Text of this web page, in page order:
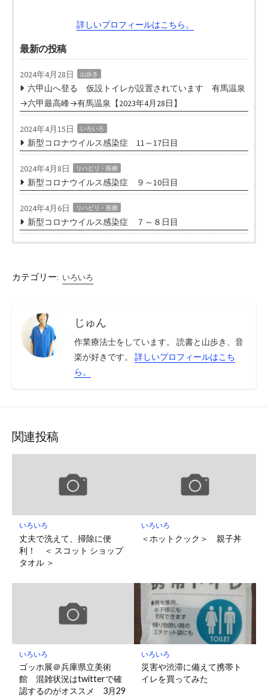
詳しいプロフィールはこちら。
最新の投稿
2024年4月28日 山歩き
六甲山へ登る 仮設トイレが設置されています 有馬温泉
→六甲最高峰→有馬温泉【2023年4月28日】
2024年4月15日 いろいろ
新型コロナウイルス感染症 11～17日目
2024年4月8日 リハビリ・医療
新型コロナウイルス感染症 ９～10日目
2024年4月6日 リハビリ・医療
新型コロナウイルス感染症 ７～８日目
カテゴリー: いろいろ
じゅん
作業療法士をしています。 読書と山歩き、音
楽が好きです。 詳しいプロフィールはこち
ら。
関連投稿
いろいろ
丈夫で洗えて、掃除に便
利！ ＜ スコット ショップ
タオル ＞
いろいろ
＜ホットクック＞ 親子丼
いろいろ
ゴッホ展＠兵庫県立美術
館 混雑状況はtwitterで確
認するのがオススメ 3月29
いろいろ
災害や渋滞に備えて携帯ト
イレを買ってみた